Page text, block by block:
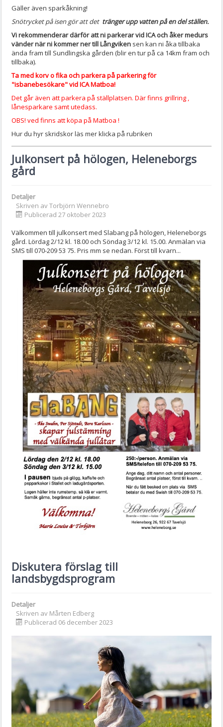
Gäller även sparkåkning!
Snötrycket på isen gör att det tränger upp vatten på en del ställen.
Vi rekommenderar därför att ni parkerar vid ICA och åker medurs
vänder när ni kommer ner till Långviken sen kan ni åka tillbaka
ända fram till Sundlingska gården (blir en tur på ca 14km fram och
tillbaka).
Ta med korv o fika och parkera på parkering för
"isbanebesökare" vid ICA Matboa!
Det går även att parkera på ställplatsen. Där finns grillring ,
lånesparkare samt utedass.
OBS! ved finns att köpa på Matboa !
Hur du hyr skridskor läs mer klicka på rubriken
Julkonsert på hölogen, Heleneborgs
gård
Detaljer
Skriven avTorbjörn Wennebro
Publicerad 27 oktober 2023
Välkommen till julkonsert med Slabang på hölogen, Heleneborgs
gård. Lördag 2/12 kl. 18.00 och Söndag 3/12 kl. 15.00. Anmälan via
SMS till 070-209 53 75. Pris mm se nedan. Först till kvarn...
Diskutera förslag till
landsbygdsprogram
Detaljer
Skriven av Mårten Edberg
Publicerad 06 december 2023